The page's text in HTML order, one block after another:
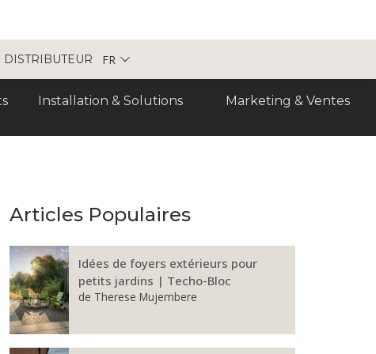
FR
Installation & Solutions Marketing & Ventes
Articles Populaires
Idées de foyers extérieurs pour
petits jardins | Techo-Bloc
de Therese Mujembere